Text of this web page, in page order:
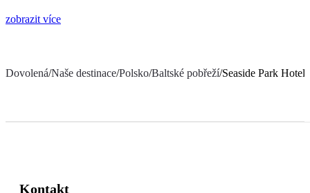
zobrazit více
Dovolená/Naše destinace/Polsko/Baltské pobřeží/Seaside Park Hotel
Kontakt